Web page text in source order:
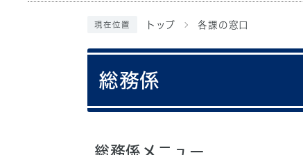
現在位置 トップ 各課の窓口
総務係
総務係メニュー